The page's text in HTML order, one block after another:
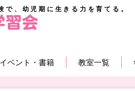
で、幼児期に生きる力を育てる。
イベント・書籍 教室一覧